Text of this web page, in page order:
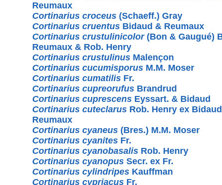
Reumaux
Cortinarius croceus (Schaeff.) Gray
Cortinarius cruentus Bidaud & Reumaux
Cortinarius crustulinicolor(Bon & Gaugué)
Reumaux & Rob. Henry
Cortinarius crustulinus Malençon
Cortinarius cucumisporus M.M. Moser
Cortinarius cumatilis Fr.
Cortinarius cupreorufus Brandrud
Cortinarius cuprescens Eyssart. & Bidaud
Cortinarius cuteclarus Rob. Henry ex
Reumaux
Cortinarius cyaneus (Bres.) M.M. Moser
Cortinarius cyanites Fr.
Cortinarius cyanobasalis Rob. Henry
Cortinarius cyanopus Secr. ex Fr.
Cortinarius cylindripes Kauffman
Cortinarius cypriacus Fr.